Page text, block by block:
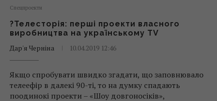
Спецпроекти
?Телесторія: перші проекти власного
виробництва на українському TV
Дар'я Черніна
10.04.2019 12:46
Якщо спробувати швидко згадати, що заповнювало
телеефір в далекі 90-ті, то на думку спадають
поодинокі проекти – «Шоу довгоносіків»,